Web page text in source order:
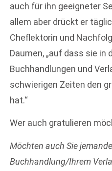
auch für ihn geeigneter
allem aber drückt er
Cheflektorin und
Daumen, „auf dass sie in
Buchhandlungen und
schwierigen Zeiten den
hat.“
Wer auch gratulieren
Möchten auch Sie
Buchhandlung/Ihrem